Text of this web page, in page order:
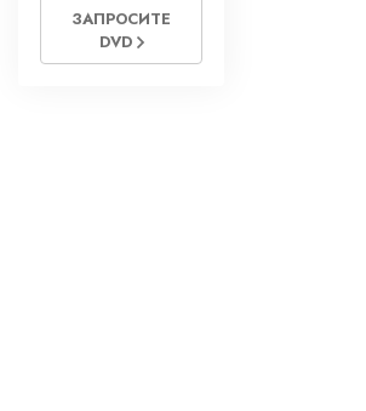
ЗАПРОСИТЕ
DVD